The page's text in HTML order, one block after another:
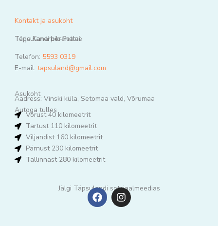
Kontakt ja asukoht
Terje Kanarbik-Pettai
Täpsulandi perenaine
Telefon: 5593 0319
E-mail: tapsuland@gmail.com
Asukoht
Aadress: Vinski küla, Setomaa vald, Võrumaa
Autoga tulles
Võrust 40 kilomeetrit
Tartust 110 kilomeetrit
Viljandist 160 kilomeetrit
Pärnust 230 kilomeetrit
Tallinnast 280 kilomeetrit
Jälgi Täpsulandi sotsiaalmeedias
F
a
I
n